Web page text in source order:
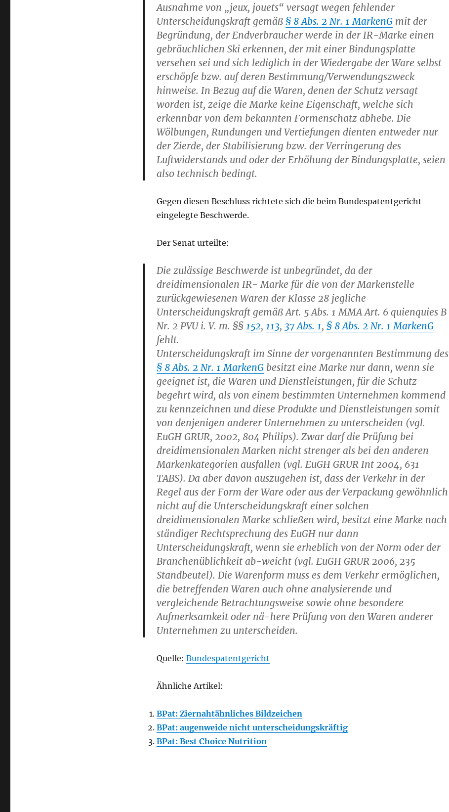
Ausnahme von „jeux, jouets“ versagt wegen fehlender
Unterscheidungskraft gemäß § 8 Abs. 2 Nr. 1 MarkenG mit der
Begründung, der Endverbraucher werde in der IR-Marke einen
gebräuchlichen Ski erkennen, der mit einer Bindungsplatte
versehen sei und sich lediglich in der Wiedergabe der Ware selbst
erschöpfe bzw. auf deren Bestimmung/Verwendungszweck
hinweise. In Bezug auf die Waren, denen der Schutz versagt
worden ist, zeige die Marke keine Eigenschaft, welche sich
erkennbar von dem bekannten Formenschatz abhebe. Die
Wölbungen, Rundungen und Vertiefungen dienten entweder nur
der Zierde, der Stabilisierung bzw. der Verringerung des
Luftwiderstands und oder der Erhöhung der Bindungsplatte, seien
also technisch bedingt.
Gegen diesen Beschluss richtete sich die beim Bundespatentgericht
eingelegte Beschwerde.
Der Senat urteilte:
Die zulässige Beschwerde ist unbegründet, da der
dreidimensionalen IR- Marke für die von der Markenstelle
zurückgewiesenen Waren der Klasse 28 jegliche
Unterscheidungskraft gemäß Art. 5 Abs. 1 MMA Art. 6 quienquies B
Nr. 2 PVU i. V. m. §§ 152, 113, 37 Abs. 1, § 8 Abs. 2 Nr. 1 MarkenG
fehlt.
Unterscheidungskraft im Sinne der vorgenannten Bestimmung des
§ 8 Abs. 2 Nr. 1 MarkenG besitzt eine Marke nur dann, wenn sie
geeignet ist, die Waren und Dienstleistungen, für die Schutz
begehrt wird, als von einem bestimmten Unternehmen kommend
zu kennzeichnen und diese Produkte und Dienstleistungen somit
von denjenigen anderer Unternehmen zu unterscheiden (vgl.
EuGH GRUR, 2002, 804 Philips). Zwar darf die Prüfung bei
dreidimensionalen Marken nicht strenger als bei den anderen
Markenkategorien ausfallen (vgl. EuGH GRUR Int 2004, 631
TABS). Da aber davon auszugehen ist, dass der Verkehr in der
Regel aus der Form der Ware oder aus der Verpackung gewöhnlich
nicht auf die Unterscheidungskraft einer solchen
dreidimensionalen Marke schließen wird, besitzt eine Marke nach
ständiger Rechtsprechung des EuGH nur dann
Unterscheidungskraft, wenn sie erheblich von der Norm oder der
Branchenüblichkeit ab-weicht (vgl. EuGH GRUR 2006, 235
Standbeutel). Die Warenform muss es dem Verkehr ermöglichen,
die betreffenden Waren auch ohne analysierende und
vergleichende Betrachtungsweise sowie ohne besondere
Aufmerksamkeit oder nä-here Prüfung von den Waren anderer
Unternehmen zu unterscheiden.
Quelle: Bundespatentgericht
Ähnliche Artikel:
BPat: Ziernahtähnliches Bildzeichen
BPat: augenweide nicht unterscheidungskräftig
BPat: Best Choice Nutrition